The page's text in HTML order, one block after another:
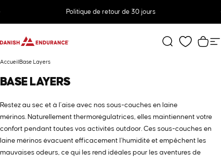
Politique de retour de 30 jours
DANISH ENDURANCE Rechercher
Accueil Base Layers
BASE LAYERS
Restez au sec et à l’aise avec nos sous-couches en laine
mérinos. Naturellement thermorégulatrices, elles maintiennent votre
confort pendant toutes vos activités outdoor. Ces sous-couches en
laine mérinos évacuent efficacement l’humidité et empêchent les
mauvaises odeurs, ce qui les rend idéales pour les aventures de